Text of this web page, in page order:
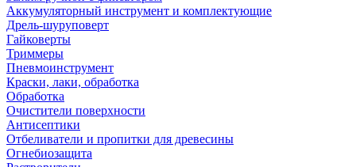
Аккумуляторный инструмент и комплектующие
Дрель-шуруповерт
Гайковерты
Триммеры
Пневмоинструмент
Краски, лаки, обработка
Обработка
Очистители поверхности
Антисептики
Отбеливатели и пропитки для древесины
Огнебиозащита